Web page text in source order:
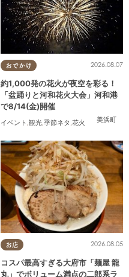
知多市 東浦町,阿久比町,半田市 常滑市,武豊
おでかけ
美浜町
2026.08.07
約1,000発の花火が夜空を彩る！
「盆踊りと河和花火大会」河和港
で8/14(金)開催
イベント ,観光,季節ネタ ,花火
お店 2026.08.05
コスパ最高すぎる大府市「麺屋 龍
丸」でボリューム満点の二郎系ラ